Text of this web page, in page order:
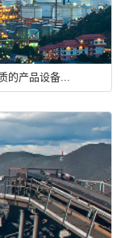
的产品设备...